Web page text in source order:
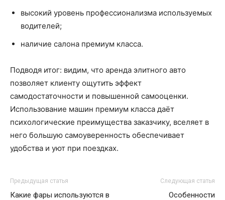
высокий уровень профессионализма используемых
водителей;
наличие салона премиум класса.
Подводя итог: видим, что аренда элитного авто
позволяет клиенту ощутить эффект
самодостаточности и повышенной самооценки.
Использование машин премиум класса даёт
психологические преимущества заказчику, вселяет в
него большую самоуверенность обеспечивает
удобства и уют при поездках.
Предыдущая статья
Какие фары используются в
Следующая статья
Особенности